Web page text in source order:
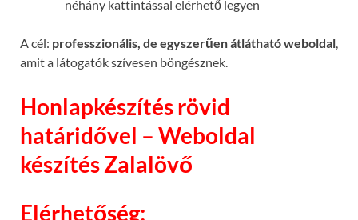
néhány kattintással elérhető legyen
A cél: professzionális, de egyszerűen átlátható weboldal,
amit a látogatók szívesen böngésznek.
Honlapkészítés rövid
határidővel – Weboldal
készítés Zalalövő
Elérhetőség: